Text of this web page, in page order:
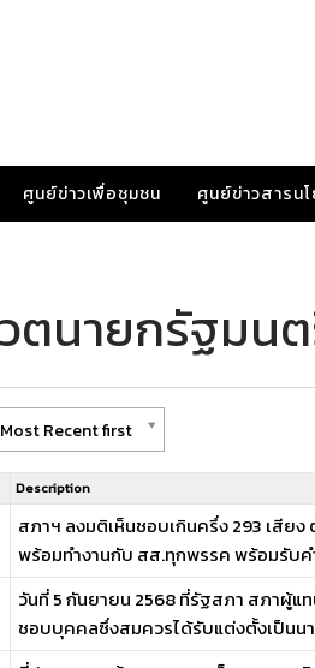
ศูนย์ข่าวเพื่อชุมชน ศูนย์ข่าวสารน
ตนายกรัฐมน
Recent first
Description
สภาฯ ลงมติเห็นชอบเกินครึ่ง 293 เสียง
พร้อมทำงานกับ สส.ทุกพรรค พร้อมรับค
วันที่ 5 กันยายน 2568 ที่รัฐสภา สภาผู้แ
ชอบบุคคลซึ่งสมควรได้รับแต่งตั้งเป็นน